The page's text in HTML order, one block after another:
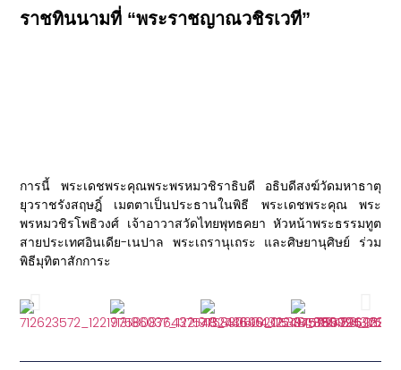
ราชทินนามที่ “พระราชญาณวชิรเวที”
การนี้ พระเดชพระคุณพระพรหมวชิราธิบดี อธิบดีสงฆ์วัดมหาธาตุ
ยุวราชรังสฤษฎิ์ เมตตาเป็นประธานในพิธี พระเดชพระคุณ พระ
พรหมวชิรโพธิวงศ์ เจ้าอาวาสวัดไทยพุทธคยา หัวหน้าพระธรรมทูต
สายประเทศอินเดีย-เนปาล พระเถรานุเถระ และศิษยานุศิษย์ ร่วม
พิธีมุทิตาสักการะ